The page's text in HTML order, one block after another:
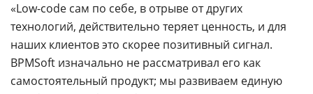
«Low-code сам по себе, в отрыве от других
технологий, действительно теряет ценность, и для
наших клиентов это скорее позитивный сигнал.
BPMSoft изначально не рассматривал его как
самостоятельный продукт; мы развиваем единую